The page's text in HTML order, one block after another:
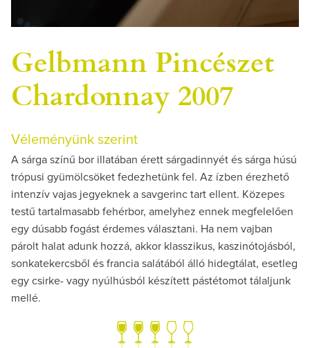
Gelbmann Pincészet
Chardonnay 2007
Véleményünk szerint
A sárga színű bor illatában érett sárgadinnyét és sárga húsú
trópusi gyümölcsöket fedezhetünk fel. Az ízben érezhető
intenzív vajas jegyeknek a savgerinc tart ellent. Közepes
testű tartalmasabb fehérbor, amelyhez ennek megfelelően
egy dúsabb fogást érdemes választani. Ha nem vajban
párolt halat adunk hozzá, akkor klasszikus, kaszinótojásból,
sonkatekercsből és francia salátából álló hidegtálat, esetleg
egy csirke- vagy nyúlhúsból készített pástétomot tálaljunk
mellé.